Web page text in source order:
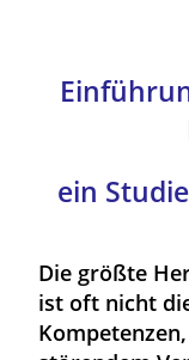
ein
Die größte
ist oft nicht